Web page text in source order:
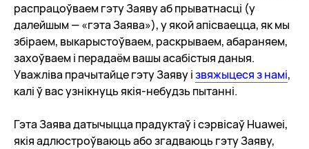
а
й
распрацоўваем гэту Заяву аб прыватнасці (у
далейшым — «гэта Заява»), у якой апісваецца, як мы
збіраем, выкарыстоўваем, раскрываем, абараняем,
захоўваем і перадаём вашы асабістыя даныя.
Уважліва прачытайце гэту Заяву ізвяжыцеся з намі,
калі ў вас узнікнуць якія-небудзь пытанні.
Гэта Заява датычыцца прадуктаў і сэрвісаў Huawei,
якія адлюстроўваюць або згадваюць гэту Заяву,